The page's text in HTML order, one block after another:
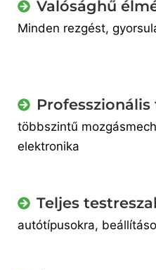
Valósághű
Minden rezgést,
többszintű
elektronika
Teljes
autótípusokra,